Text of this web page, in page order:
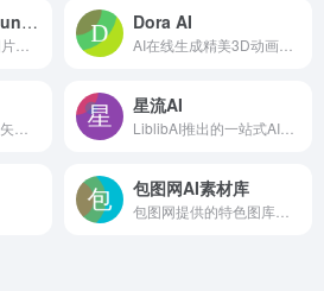
Icons8 Background Remover Dora AI
星流AI
包图网AI素材库